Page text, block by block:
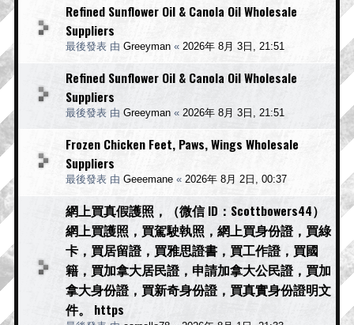
Refined Sunflower Oil & Canola Oil Wholesale
Suppliers
最後發表 由 Greeyman « 2026年 8月 3日, 21:51
Refined Sunflower Oil & Canola Oil Wholesale
Suppliers
最後發表 由 Greeyman « 2026年 8月 3日, 21:51
Frozen Chicken Feet, Paws, Wings Wholesale
Suppliers
最後發表 由 Geeemane « 2026年 8月 2日, 00:37
網上買真假護照，（微信 ID：Scottbowers44）
網上買護照，買駕駛執照，網上買身份證，買綠
卡，買居留證，買雅思證書，買工作證，買國
籍，買加拿大居民證，申請加拿大公民證，買加
拿大身份證，買新奇身份證，買真實身份證明文
件。 https